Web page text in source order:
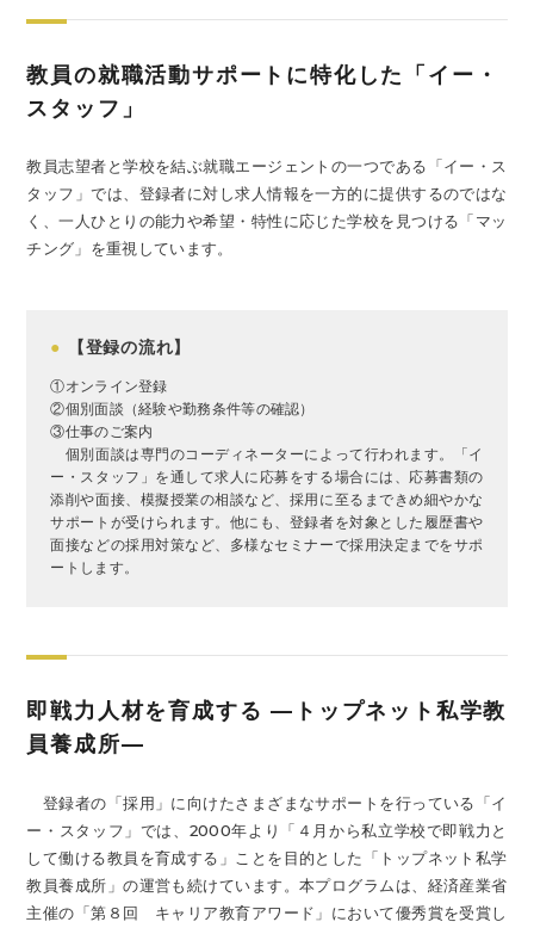
教員の就職活動サポートに特化した「イー・
スタッフ」
教員志望者と学校を結ぶ就職エージェントの一つである「イー・ス
タッフ」では、登録者に対し求人情報を一方的に提供するのではな
く、一人ひとりの能力や希望・特性に応じた学校を見つける「マッ
チング」を重視しています。
● 【登録の流れ】
①オンライン登録
②個別面談（経験や勤務条件等の確認）
③仕事のご案内
個別面談は専門のコーディネーターによって行われます。「イ
ー・スタッフ」を通して求人に応募をする場合には、応募書類の
添削や面接、模擬授業の相談など、採用に至るまできめ細やかな
サポートが受けられます。他にも、登録者を対象とした履歴書や
面接などの採用対策など、多様なセミナーで採用決定までをサポ
ートします。
即戦力人材を育成する ―トップネット私学教
員養成所―
登録者の「採用」に向けたさまざまなサポートを行っている「イ
ー・スタッフ」では、2000年より「４月から私立学校で即戦力と
して働ける教員を育成する」ことを目的とした「トップネット私学
教員養成所」の運営も続けています。本プログラムは、経済産業省
主催の「第８回 キャリア教育アワード」において優秀賞を受賞し